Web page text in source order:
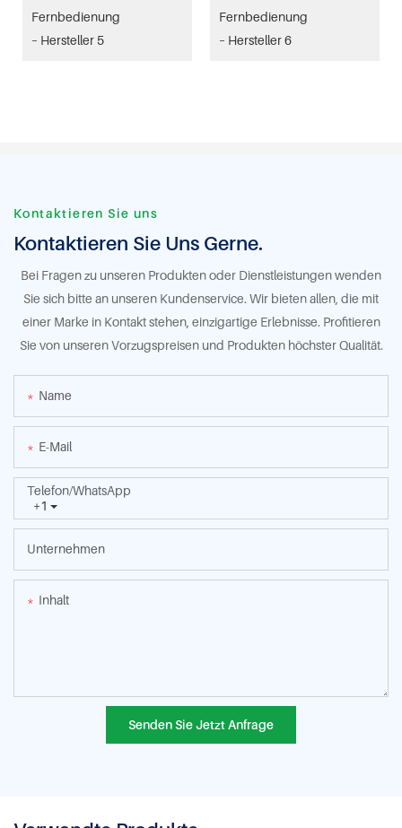
Kontaktieren Sie uns
Kontaktieren Sie Uns Gerne.
Bei Fragen zu unseren Produkten oder Dienstleistungen wenden
Sie sich bitte an unseren Kundenservice. Wir bieten allen, die mit
einer Marke in Kontakt stehen, einzigartige Erlebnisse. Profitieren
Sie von unseren Vorzugspreisen und Produkten höchster Qualität.
Name
E-Mail
+1
Telefon/WhatsApp
Unternehmen
Inhalt
Senden Sie Jetzt Anfrage